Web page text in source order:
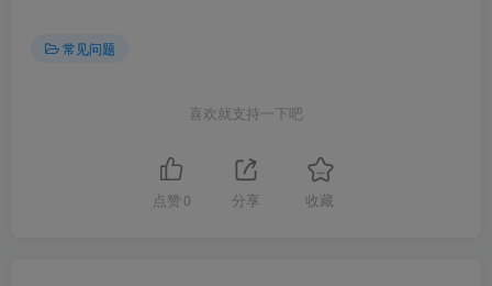
常见问题
喜欢就支持一下吧
点赞 0 分享 收藏